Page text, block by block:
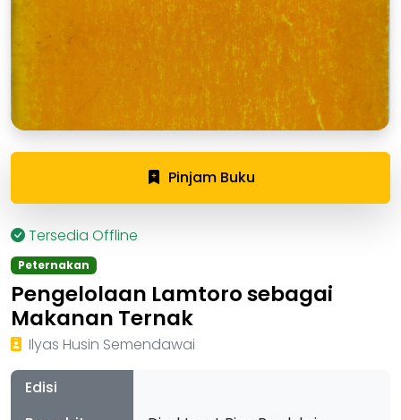
Pinjam Buku
Tersedia Offline
Peternakan
Pengelolaan Lamtoro sebagai
Makanan Ternak
Ilyas Husin Semendawai
Edisi